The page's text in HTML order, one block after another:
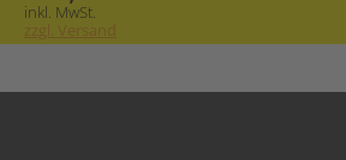
inkl. MwSt.
zzgl. Versand